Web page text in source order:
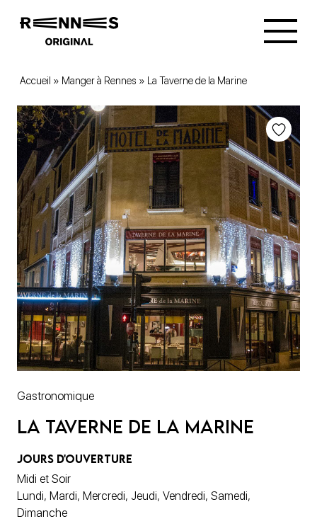
Accueil » Manger à Rennes » La Taverne de la Marine
Gastronomique
La Taverne de la Marine
JOURS D'OUVERTURE
Midi et Soir
Lundi, Mardi, Mercredi, Jeudi, Vendredi, Samedi,
Dimanche